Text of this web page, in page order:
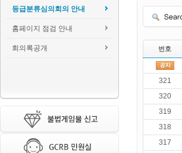
등급분류심의회의 안내
홈페이지 점검 안내
회의록공개 번호
321
320
319
318
317